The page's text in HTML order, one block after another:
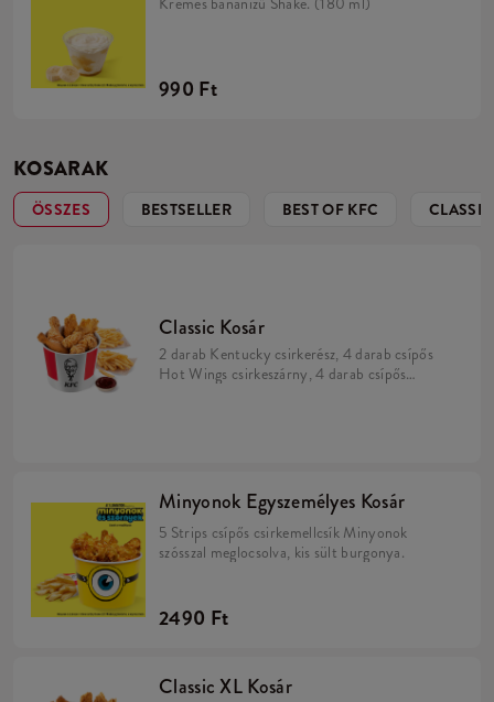
990 Ft
KOSARAK
ÖSSZES BESTSELLER BEST OF KFC CLASSIC
Classic Kosár
2 darab Kentucky csirkerész, 4 darab csípős
Hot Wings csirkeszárny, 4 darab csípős
Minyonok Egyszemélyes Kosár
5 Strips csípős csirkemellcsík Minyonok
szósszal meglocsolva, kis sült burgonya.
2490 Ft
Classic XL Kosár